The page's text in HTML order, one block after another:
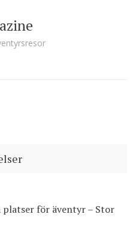
platser för äventyr – Stor